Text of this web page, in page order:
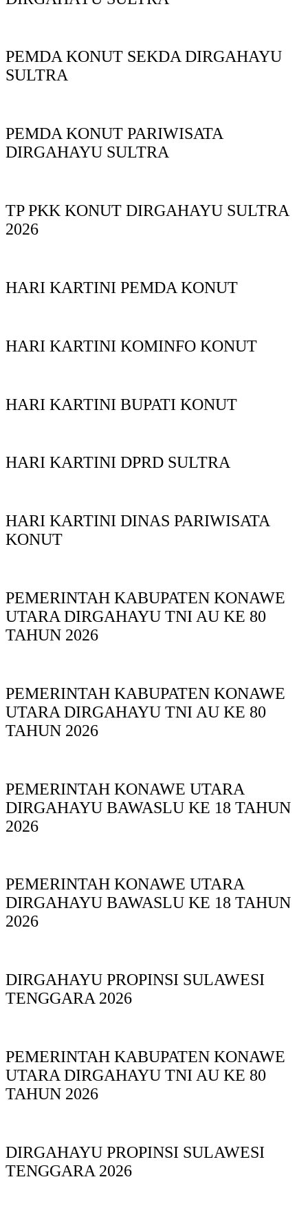
PEMDA KONUT SEKDA DIRGAHAYU
SULTRA
PEMDA KONUT PARIWISATA
DIRGAHAYU SULTRA
TP PKK KONUT DIRGAHAYU SULTRA
2026
HARI KARTINI PEMDA KONUT
HARI KARTINI KOMINFO KONUT
HARI KARTINI BUPATI KONUT
HARI KARTINI DPRD SULTRA
HARI KARTINI DINAS PARIWISATA
KONUT
PEMERINTAH KABUPATEN KONAWE
UTARA DIRGAHAYU TNI AU KE 80
TAHUN 2026
PEMERINTAH KABUPATEN KONAWE
UTARA DIRGAHAYU TNI AU KE 80
TAHUN 2026
PEMERINTAH KONAWE UTARA
DIRGAHAYU BAWASLU KE 18 TAHUN
2026
PEMERINTAH KONAWE UTARA
DIRGAHAYU BAWASLU KE 18 TAHUN
2026
DIRGAHAYU PROPINSI SULAWESI
TENGGARA 2026
PEMERINTAH KABUPATEN KONAWE
UTARA DIRGAHAYU TNI AU KE 80
TAHUN 2026
DIRGAHAYU PROPINSI SULAWESI
TENGGARA 2026